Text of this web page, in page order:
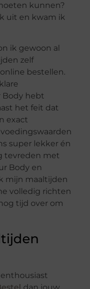
kunnen?
uit en kwam ik
ik gewoon al
zelf
bestellen.
Body hebt
het feit dat
exact
super lekker én
tevreden met
Body en
mijn maaltijden
volledig richten
tijd over om